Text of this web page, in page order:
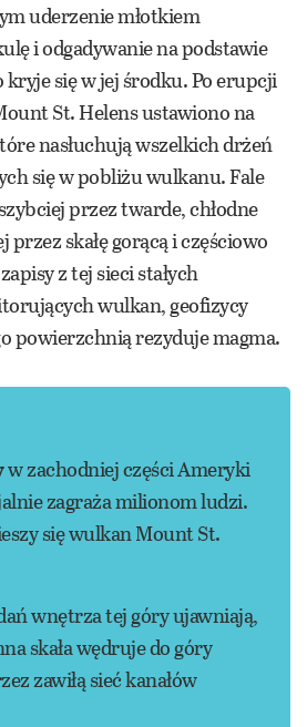
uderzenie młotkiem
i odgadywanie na podstawie
się w jej środku. Po erupcji
St. Helens ustawiono na
nasłuchują wszelkich drżeń
się w pobliżu wulkanu. Fale
przez twarde, chłodne
przez skałę gorącą i częściowo
z tej sieci stałych
wulkan, geofizycy
powierzchnią rezyduje magma.
w zachodniej części Ameryki
zagraża milionom ludzi.
się wulkan Mount St.
wnętrza tej góry ujawniają,
skała wędruje do góry
zawiłą sieć kanałów